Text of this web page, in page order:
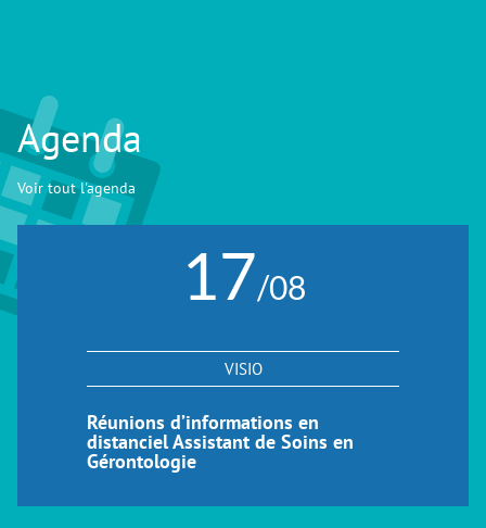
Agenda
Voir tout l'agenda
17/08
VISIO
Réunions d’informations en
distanciel Assistant de Soins en
Gérontologie